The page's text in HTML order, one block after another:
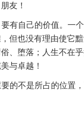
友！
自己的价值。一个
但也没有理由使它
、堕落；人生不在
与卓越！
不是所占的位置，